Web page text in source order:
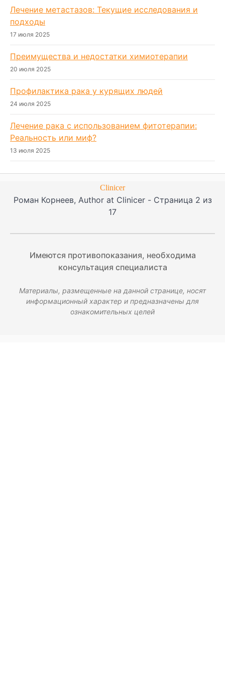
Лечение метастазов: Текущие исследования и
подходы
17 июля 2025
Преимущества и недостатки химиотерапии
20 июля 2025
Профилактика рака у курящих людей
24 июля 2025
Лечение рака с использованием фитотерапии:
Реальность или миф?
13 июля 2025
Clinicer
Роман Корнеев, Author at Clinicer - Страница 2 из
17
Имеются противопоказания, необходима
консультация специалиста
Материалы, размещенные на данной странице, носят
информационный характер и предназначены для
ознакомительных целей